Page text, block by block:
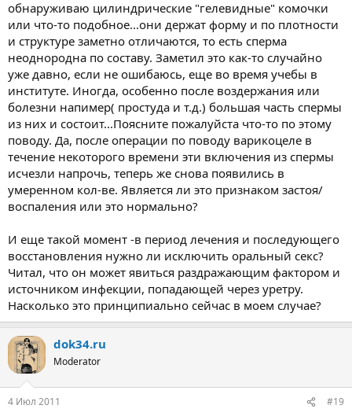
обнаруживаю цилиндрические "гелевидные" комочки
или что-то подобное...они держат форму и по плотности
и структуре заметно отличаются, то есть сперма
неоднородна по составу. Заметил это как-то случайно
уже давно, если не ошибаюсь, еще во время учебы в
институте. Иногда, особенно после воздержания или
болезни напимер( простуда и т.д.) большая часть спермы
из них и состоит...Поясните пожалуйста что-то по этому
поводу. Да, после операции по поводу варикоцеле в
течение некоторого времени эти включения из спермы
исчезли напрочь, теперь же снова появились в
умеренном кол-ве. Является ли это признаком застоя/
воспаления или это нормально?
И еще такой момент -в период лечения и последующего
восстановления нужно ли исключить оральный секс?
Читал, что он может явиться раздражающим фактором и
источником инфекции, попадающей через уретру.
Насколько это принципиально сейчас в моем случае?
dok34.ru
Moderator
4 Июл 2011 #19